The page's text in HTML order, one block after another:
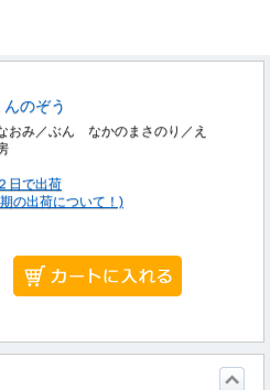
んのぞう
おみ／ぶん なかのまさのり／え
日で出荷
の出荷について！)